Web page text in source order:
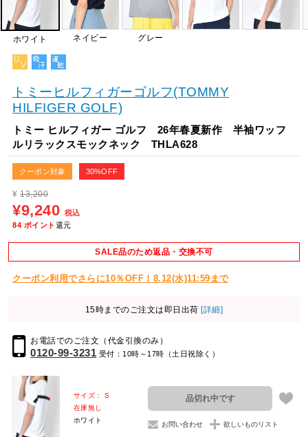
ホワイト ネイビー グレー
トミーヒルフィガーゴルフ(TOMMY
HILFIGER GOLF)
トミー ヒルフィガー ゴルフ 26年春夏新作 半袖ワッフ
ルリラックスモックネック THLA628
クーポン対象 30%OFF
¥ 13,200
¥9,240 税込
84 ポイント 還元
SALE品のため返品・交換不可
クーポン利用でさらに10％OFF！8.12(水)11:59まで
15時までのご注文は即日出荷 [詳細]
お電話でのご注文（代金引換のみ）
0120-99-3231 受付：10時～17時（土日祝除く）
サイズ： S
在庫無し
ホワイト
品切れ中です
お問い合わせ 欲しいものリスト